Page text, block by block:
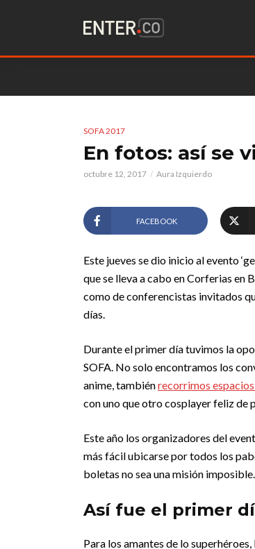
SOFA 2017
En fotos: así se
octubre 12, 2017 Aura Izquierdo
FACEBOOK
Este jueves se dio inicio al evento
que se lleva a cabo en Corferias en
como de conferencistas invitados
días.
Durante el primer día tuvimos la
SOFA. No solo encontramos los
anime, tambiénrecorrimos
con uno que otro cosplayer feliz de
Este año los organizadores del
más fácil ubicarse por todos los
boletas no sea una misión
Así fue el primer
Para los amantes de lo